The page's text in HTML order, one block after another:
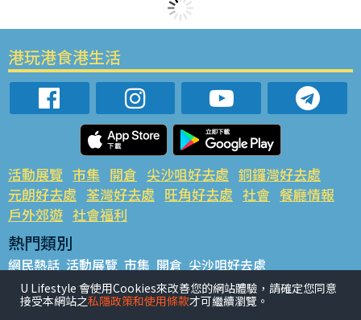
港玩港食港生活
活動展覽 市集 開倉 尖沙咀好去處 銅鑼灣好去處
元朗好去處 荃灣好去處 旺角好去處 社會 餐廳情報
戶外郊遊 社會福利
熱門類別
網民熱話 活動展覽 市集 開倉 尖沙咀好去處
銅鑼灣好去處 元朗好去處 荃灣好去處 旺角好去處 社會
餐廳情報 戶外郊遊
U Lifestyle 會使用Cookies來改善您的網站體驗，請確定您同意
接受本網站之私隱政策和使用條款才可繼續瀏覽。